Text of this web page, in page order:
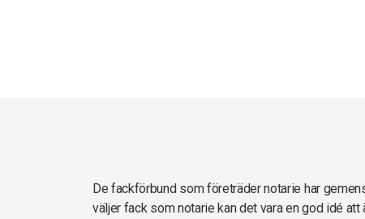
De fackförbund som företräder notarie har
väljer fack som notarie kan det vara en god idé